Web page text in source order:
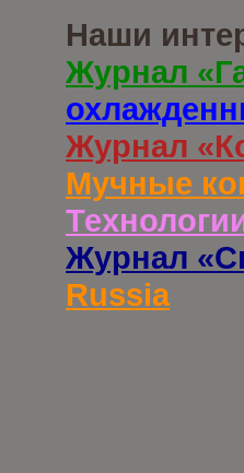
Наши
Журнал
Журнал
Мучные
Журнал
Russia